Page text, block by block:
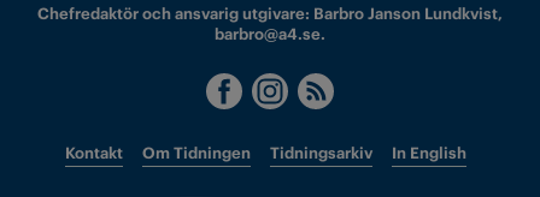
Chefredaktör och ansvarig utgivare: Barbro Janson Lundkvist,
barbro@a4.se.
Kontakt Om Tidningen Tidningsarkiv In English